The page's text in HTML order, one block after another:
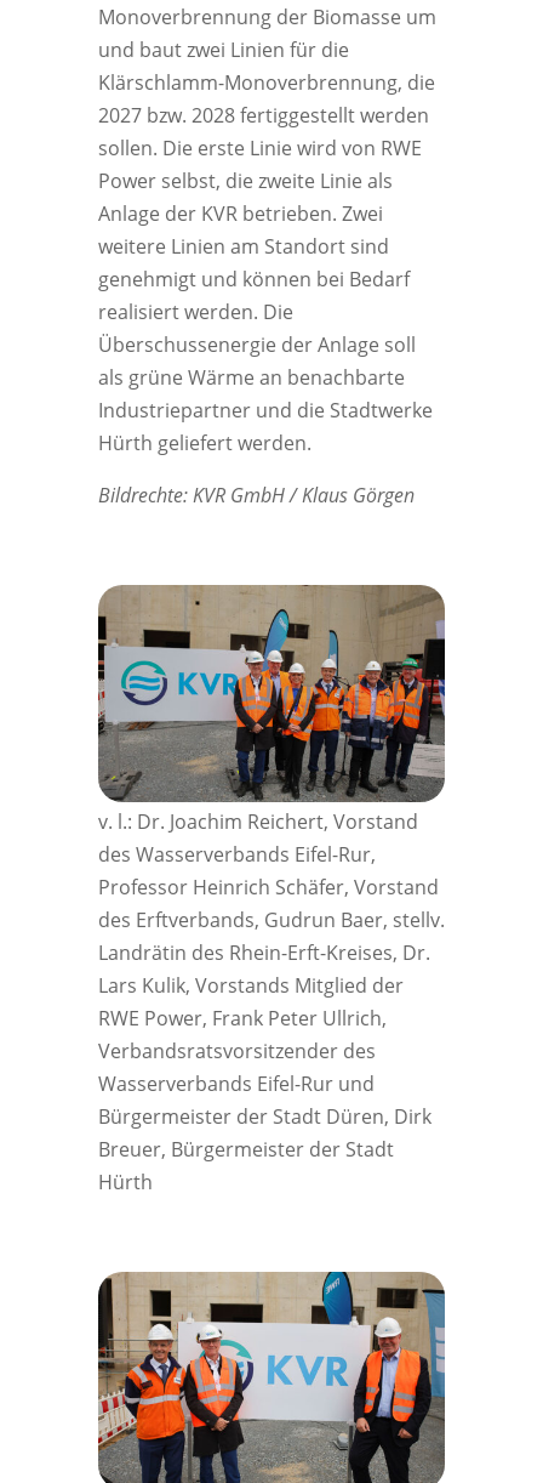
Monoverbrennung der Biomasse um
und baut zwei Linien für die
Klärschlamm-Monoverbrennung, die
2027 bzw. 2028 fertiggestellt werden
sollen. Die erste Linie wird von RWE
Power selbst, die zweite Linie als
Anlage der KVR betrieben. Zwei
weitere Linien am Standort sind
genehmigt und können bei Bedarf
realisiert werden. Die
Überschussenergie der Anlage soll
als grüne Wärme an benachbarte
Industriepartner und die Stadtwerke
Hürth geliefert werden.
Bildrechte: KVR GmbH / Klaus Görgen
v. l.: Dr. Joachim Reichert, Vorstand
des Wasserverbands Eifel-Rur,
Professor Heinrich Schäfer, Vorstand
des Erftverbands, Gudrun Baer, stellv.
Landrätin des Rhein-Erft-Kreises, Dr.
Lars Kulik, Vorstands Mitglied der
RWE Power, Frank Peter Ullrich,
Verbandsratsvorsitzender des
Wasserverbands Eifel-Rur und
Bürgermeister der Stadt Düren, Dirk
Breuer, Bürgermeister der Stadt
Hürth